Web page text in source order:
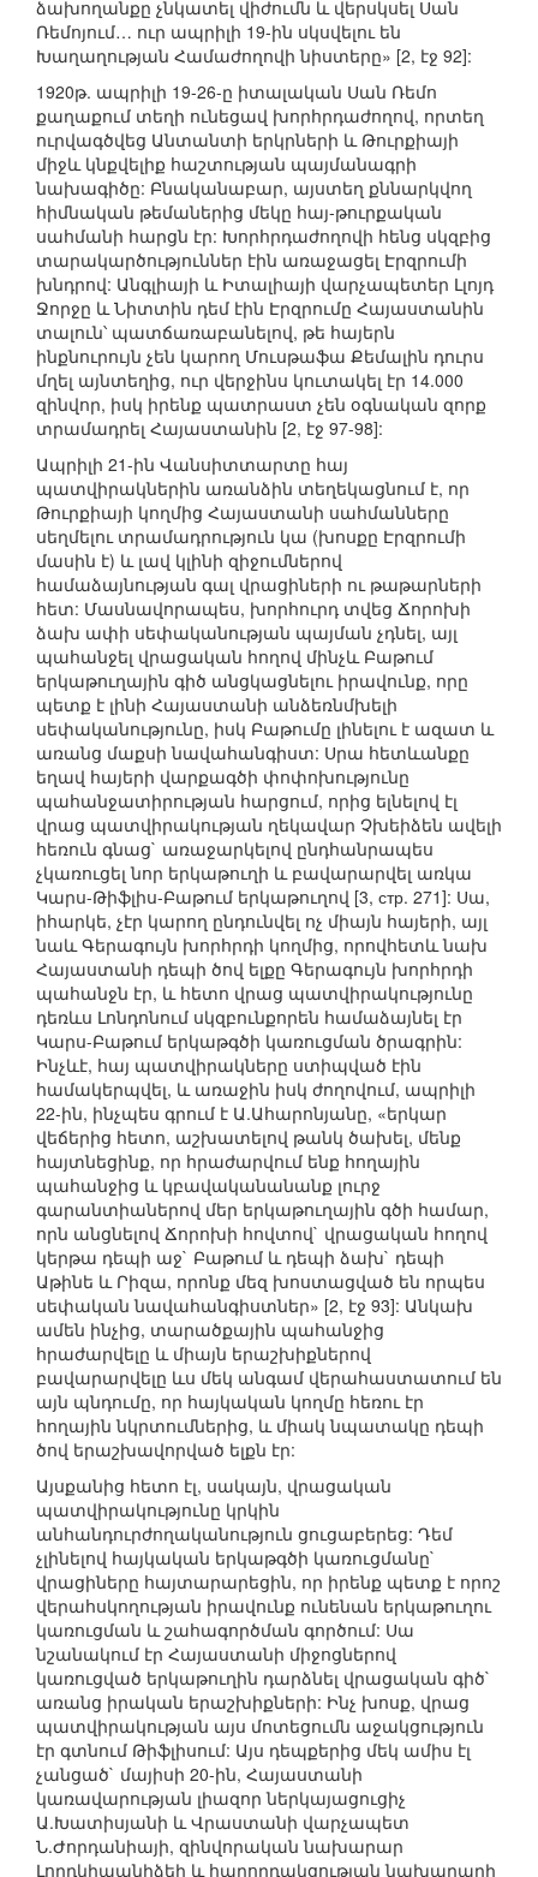
ձախողանքը չնկատել վիժումն և վերսկսել Սան
Ռեմոյում… ուր ապրիլի 19-ին սկսվելու են
Խաղաղության Համաժողովի նիստերը» [2, էջ 92]:
1920թ. ապրիլի 19-26-ը իտալական Սան Ռեմո
քաղաքում տեղի ունեցավ խորհրդաժողով, որտեղ
ուրվագծվեց Անտանտի երկրների և Թուրքիայի
միջև կնքվելիք հաշտության պայմանագրի
նախագիծը: Բնականաբար, այստեղ քննարկվող
հիմնական թեմաներից մեկը հայ-թուրքական
սահմանի հարցն էր: Խորհրդաժողովի հենց սկզբից
տարակարծություններ էին առաջացել Էրզրումի
խնդրով: Անգլիայի և Իտալիայի վարչապետեր Լլոյդ
Ջորջը և Նիտտին դեմ էին Էրզրումը Հայաստանին
տալուն՝ պատճառաբանելով, թե հայերն
ինքնուրույն չեն կարող Մուսթաֆա Քեմալին դուրս
մղել այնտեղից, ուր վերջինս կուտակել էր 14.000
զինվոր, իսկ իրենք պատրաստ չեն օգնական զորք
տրամադրել Հայաստանին [2, էջ 97-98]:
Ապրիլի 21-ին Վանսիտտարտը հայ
պատվիրակներին առանձին տեղեկացնում է, որ
Թուրքիայի կողմից Հայաստանի սահմանները
սեղմելու տրամադրություն կա (խոսքը Էրզրումի
մասին է) և լավ կլինի զիջումներով
համաձայնության գալ վրացիների ու թաթարների
հետ: Մասնավորապես, խորհուրդ տվեց Ճորոխի
ձախ ափի սեփականության պայման չդնել, այլ
պահանջել վրացական հողով մինչև Բաթում
երկաթուղային գիծ անցկացնելու իրավունք, որը
պետք է լինի Հայաստանի անձեռնմխելի
սեփականությունը, իսկ Բաթումը լինելու է ազատ և
առանց մաքսի նավահանգիստ: Սրա հետևանքը
եղավ հայերի վարքագծի փոփոխությունը
պահանջատիրության հարցում, որից ելնելով էլ
վրաց պատվիրակության ղեկավար Չխեիձեն ավելի
հեռուն գնաց` առաջարկելով ընդհանրապես
չկառուցել նոր երկաթուղի և բավարարվել առկա
Կարս-Թիֆլիս-Բաթում երկաթուղով [3, стр. 271]: Սա,
իհարկե, չէր կարող ընդունվել ոչ միայն հայերի, այլ
նաև Գերագույն խորհրդի կողմից, որովհետև նախ
Հայաստանի դեպի ծով ելքը Գերագույն խորհրդի
պահանջն էր, և հետո վրաց պատվիրակությունը
դեռևս Լոնդոնում սկզբունքորեն համաձայնել էր
Կարս-Բաթում երկաթգծի կառուցման ծրագրին:
Ինչևէ, հայ պատվիրակները ստիպված էին
համակերպվել, և առաջին իսկ ժողովում, ապրիլի
22-ին, ինչպես գրում է Ա.Ահարոնյանը, «երկար
վեճերից հետո, աշխատելով թանկ ծախել, մենք
հայտնեցինք, որ հրաժարվում ենք հողային
պահանջից և կբավականանանք լուրջ
գարանտիաներով մեր երկաթուղային գծի համար,
որն անցնելով Ճորոխի հովտով` վրացական հողով
կերթա դեպի աջ` Բաթում և դեպի ձախ` դեպի
Աթինե և Րիզա, որոնք մեզ խոստացված են որպես
սեփական նավահանգիստներ» [2, էջ 93]: Անկախ
ամեն ինչից, տարածքային պահանջից
հրաժարվելը և միայն երաշխիքներով
բավարարվելը ևս մեկ անգամ վերահաստատում են
այն պնդումը, որ հայկական կողմը հեռու էր
հողային նկրտումներից, և միակ նպատակը դեպի
ծով երաշխավորված ելքն էր:
Այսքանից հետո էլ, սակայն, վրացական
պատվիրակությունը կրկին
անհանդուրժողականություն ցուցաբերեց: Դեմ
չլինելով հայկական երկաթգծի կառուցմանը`
վրացիները հայտարարեցին, որ իրենք պետք է որոշ
վերահսկողության իրավունք ունենան երկաթուղու
կառուցման և շահագործման գործում: Սա
նշանակում էր Հայաստանի միջոցներով
կառուցված երկաթուղին դարձնել վրացական գիծ`
առանց իրական երաշխիքների: Ինչ խոսք, վրաց
պատվիրակության այս մոտեցումն աջակցություն
էր գտնում Թիֆլիսում: Այս դեպքերից մեկ ամիս էլ
չանցած` մայիսի 20-ին, Հայաստանի
կառավարության լիազոր ներկայացուցիչ
Ա.Խատիսյանի և Վրաստանի վարչապետ
Ն.Ժորդանիայի, զինվորական նախարար
Լորդկիպանիձեի և հաղորդակցության նախարարի